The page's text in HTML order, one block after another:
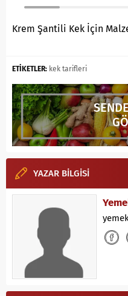
Krem Şantili Kek İçin
ETİKETLER: kek tarifleri
YAZAR BİLGİSİ